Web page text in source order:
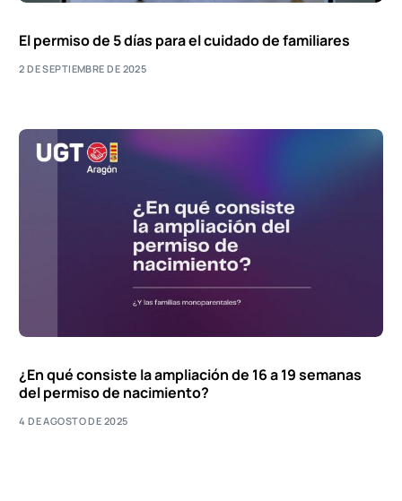
El permiso de 5 días para el cuidado de familiares
2 DE SEPTIEMBRE DE 2025
¿En qué consiste la ampliación de 16 a 19 semanas
del permiso de nacimiento?
4 DE AGOSTO DE 2025